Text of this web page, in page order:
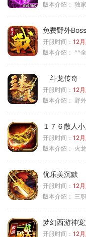
版本介绍： 独
免费野外Boss
开服时间： 12
版本介绍： ^^
斗龙传奇
开服时间： 12
版本介绍： 野
１７６散人
开服时间： 12
版本介绍： 火
优乐美沉默
开服时间： 12
版本介绍： 三
梦幻西游神
开服时间： 12